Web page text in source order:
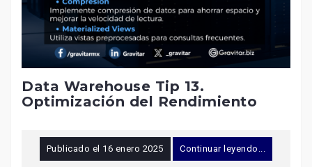
Data Warehouse Tip 13.
Optimización del Rendimiento
Publicado el 16 enero 2025 Continuar leyendo...